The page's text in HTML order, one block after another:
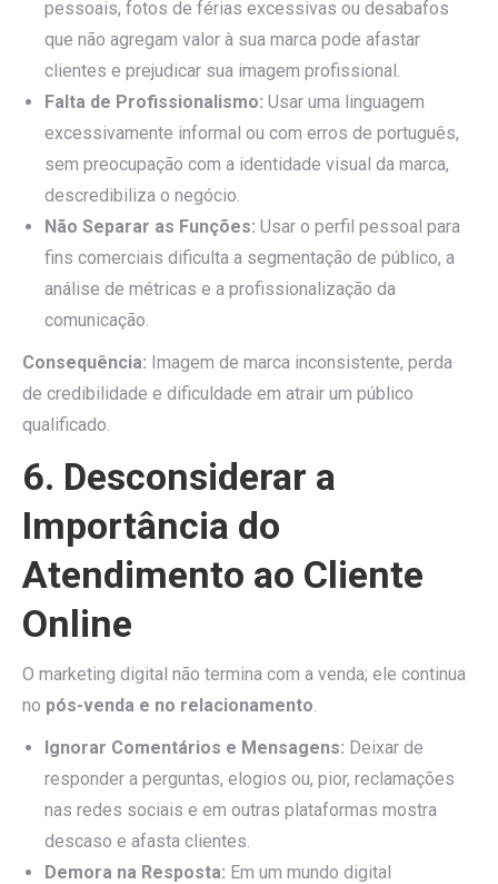
pessoais, fotos de férias excessivas ou desabafos
que não agregam valor à sua marca pode afastar
clientes e prejudicar sua imagem profissional.
Falta de Profissionalismo: Usar uma linguagem
excessivamente informal ou com erros de português,
sem preocupação com a identidade visual da marca,
descredibiliza o negócio.
Não Separar as Funções: Usar o perfil pessoal para
fins comerciais dificulta a segmentação de público, a
análise de métricas e a profissionalização da
comunicação.
Consequência: Imagem de marca inconsistente, perda
de credibilidade e dificuldade em atrair um público
qualificado.
6. Desconsiderar a
Importância do
Atendimento ao Cliente
Online
O marketing digital não termina com a venda; ele continua
no pós-venda e no relacionamento.
Ignorar Comentários e Mensagens: Deixar de
responder a perguntas, elogios ou, pior, reclamações
nas redes sociais e em outras plataformas mostra
descaso e afasta clientes.
Demora na Resposta: Em um mundo digital